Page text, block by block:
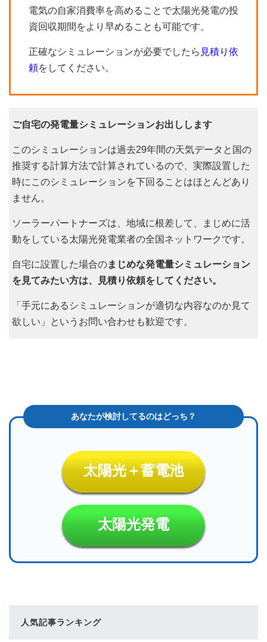
電気の自家消費率を高めることで太陽光発電の投
資回収期間をより早めることも可能です。
正確なシミュレーションが必要でしたら 見積り依
頼をしてください。
ご自宅の発電量シミュレーションお出しします
このシミュレーションは過去29年間の天気データと国の
推奨する計算方法で計算されているので、実際設置した
時にこのシミュレーションを下回ることはほとんどあり
ません。
ソーラーパートナーズは、地域に根差して、まじめに活
動をしている太陽光発電業者の全国ネットワークです。
自宅に設置した場合のまじめな発電量シミュレーション
を見てみたい方は、見積り依頼をしてください。
「手元にあるシミュレーションが適切な内容なのか見て
欲しい」というお問い合わせも歓迎です。
太陽光＋蓄電池
太陽光発電
人気記事ランキング